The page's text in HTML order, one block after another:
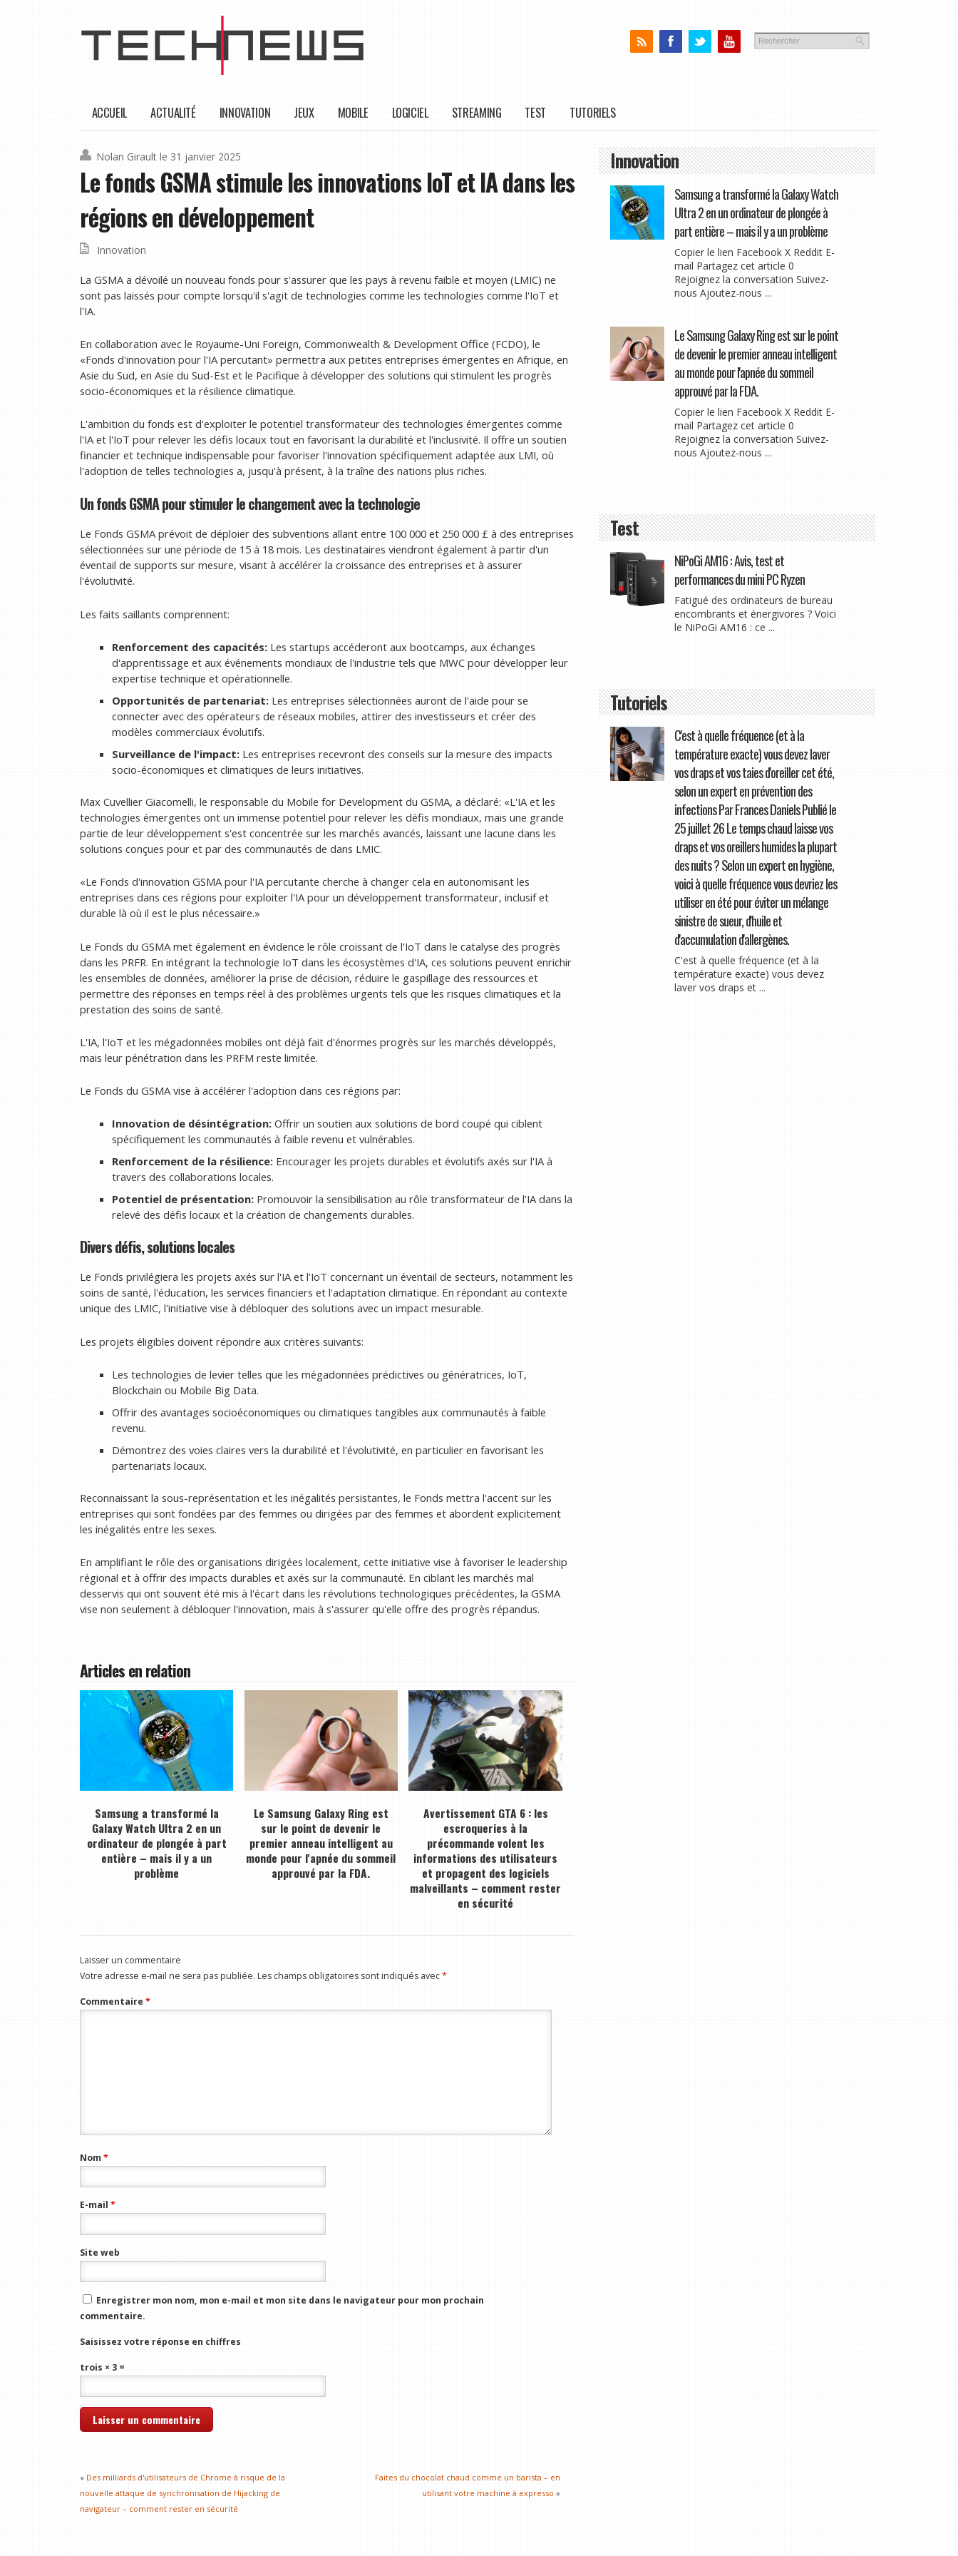
ACCUEIL ACTUALITÉ INNOVATION JEUX MOBILE LOGICIEL STREAMING TEST TUTORIELS
Nolan Girault le 31 janvier 2025
Le fonds GSMA stimule les innovations IoT et IA dans les
régions en développement
Innovation
La GSMA a dévoilé un nouveau fonds pour s'assurer que les pays à revenu faible et moyen (LMIC) ne
sont pas laissés pour compte lorsqu'il s'agit de technologies comme les technologies comme l'IoT et
l'IA.
En collaboration avec le Royaume-Uni Foreign, Commonwealth & Development Office (FCDO), le
«Fonds d'innovation pour l'IA percutant» permettra aux petites entreprises émergentes en Afrique, en
Asie du Sud, en Asie du Sud-Est et le Pacifique à développer des solutions qui stimulent les progrès
socio-économiques et la résilience climatique.
L'ambition du fonds est d'exploiter le potentiel transformateur des technologies émergentes comme
l'IA et l'IoT pour relever les défis locaux tout en favorisant la durabilité et l'inclusivité. Il offre un soutien
financier et technique indispensable pour favoriser l'innovation spécifiquement adaptée aux LMI, où
l'adoption de telles technologies a, jusqu'à présent, à la traîne des nations plus riches.
Un fonds GSMA pour stimuler le changement avec la technologie
Le Fonds GSMA prévoit de déploier des subventions allant entre 100 000 et 250 000 £ à des entreprises
sélectionnées sur une période de 15 à 18 mois. Les destinataires viendront également à partir d'un
éventail de supports sur mesure, visant à accélérer la croissance des entreprises et à assurer
l'évolutivité.
Les faits saillants comprennent:
Renforcement des capacités:Les startups accéderont aux bootcamps, aux échanges
d'apprentissage et aux événements mondiaux de l'industrie tels que MWC pour développer leur
expertise technique et opérationnelle.
Opportunités de partenariat:Les entreprises sélectionnées auront de l'aide pour se
connecter avec des opérateurs de réseaux mobiles, attirer des investisseurs et créer des
modèles commerciaux évolutifs.
Surveillance de l'impact:Les entreprises recevront des conseils sur la mesure des impacts
socio-économiques et climatiques de leurs initiatives.
Max Cuvellier Giacomelli, le responsable du Mobile for Development du GSMA, a déclaré: «L'IA et les
technologies émergentes ont un immense potentiel pour relever les défis mondiaux, mais une grande
partie de leur développement s'est concentrée sur les marchés avancés, laissant une lacune dans les
solutions conçues pour et par des communautés de dans LMIC.
«Le Fonds d'innovation GSMA pour l'IA percutante cherche à changer cela en autonomisant les
entreprises dans ces régions pour exploiter l'IA pour un développement transformateur, inclusif et
durable là où il est le plus nécessaire.»
Le Fonds du GSMA met également en évidence le rôle croissant de l'IoT dans le catalyse des progrès
dans les PRFR. En intégrant la technologie IoT dans les écosystèmes d'IA, ces solutions peuvent enrichir
les ensembles de données, améliorer la prise de décision, réduire le gaspillage des ressources et
permettre des réponses en temps réel à des problèmes urgents tels que les risques climatiques et la
prestation des soins de santé.
L'IA, l'IoT et les mégadonnées mobiles ont déjà fait d'énormes progrès sur les marchés développés,
mais leur pénétration dans les PRFM reste limitée.
Le Fonds du GSMA vise à accélérer l'adoption dans ces régions par:
Innovation de désintégration:Offrir un soutien aux solutions de bord coupé qui ciblent
spécifiquement les communautés à faible revenu et vulnérables.
Renforcement de la résilience:Encourager les projets durables et évolutifs axés sur l'IA à
travers des collaborations locales.
Potentiel de présentation:Promouvoir la sensibilisation au rôle transformateur de l'IA dans la
relevé des défis locaux et la création de changements durables.
Divers défis, solutions locales
Le Fonds privilégiera les projets axés sur l'IA et l'IoT concernant un éventail de secteurs, notamment les
soins de santé, l'éducation, les services financiers et l'adaptation climatique. En répondant au contexte
unique des LMIC, l'initiative vise à débloquer des solutions avec un impact mesurable.
Les projets éligibles doivent répondre aux critères suivants:
Les technologies de levier telles que les mégadonnées prédictives ou génératrices, IoT,
Blockchain ou Mobile Big Data.
Offrir des avantages socioéconomiques ou climatiques tangibles aux communautés à faible
revenu.
Démontrez des voies claires vers la durabilité et l'évolutivité, en particulier en favorisant les
partenariats locaux.
Reconnaissant la sous-représentation et les inégalités persistantes, le Fonds mettra l'accent sur les
entreprises qui sont fondées par des femmes ou dirigées par des femmes et abordent explicitement
les inégalités entre les sexes.
En amplifiant le rôle des organisations dirigées localement, cette initiative vise à favoriser le leadership
régional et à offrir des impacts durables et axés sur la communauté. En ciblant les marchés mal
desservis qui ont souvent été mis à l'écart dans les révolutions technologiques précédentes, la GSMA
vise non seulement à débloquer l'innovation, mais à s'assurer qu'elle offre des progrès répandus.
Articles en relation
Samsung a transformé la
Galaxy Watch Ultra 2 en un
ordinateur de plongée à part
entière – mais il y a un
problème
Le Samsung Galaxy Ring est
sur le point de devenir le
premier anneau intelligent au
monde pour l'apnée du sommeil
approuvé par la FDA.
Avertissement GTA 6 : les
escroqueries à la
précommande volent les
informations des utilisateurs
et propagent des logiciels
malveillants – comment rester
en sécurité
Laisser un commentaire
Votre adresse e-mail ne sera pas publiée. Les champs obligatoires sont indiqués avec*
Commentaire *
Nom*
E-mail *
Site web
Enregistrer mon nom, mon e-mail et mon site dans le navigateur pour mon prochain
commentaire.
Saisissez votre réponse en chiffres
trois × 3 =
« Des milliards d'utilisateurs de Chrome à risque de la
nouvelle attaque de synchronisation de Hijacking de
navigateur – comment rester en sécurité
Faites du chocolat chaud comme un barista – en
utilisant votre machine à expresso »
Innovation
Samsung a transformé la Galaxy Watch
Ultra 2 en un ordinateur de plongée à
part entière – mais il y a un problème
Copier le lien Facebook X Reddit E-
mail Partagez cet article 0
Rejoignez la conversation Suivez-
nous Ajoutez-nous ...
Le Samsung Galaxy Ring est sur le point
de devenir le premier anneau intelligent
au monde pour l'apnée du sommeil
approuvé par la FDA.
Copier le lien Facebook X Reddit E-
mail Partagez cet article 0
Rejoignez la conversation Suivez-
nous Ajoutez-nous ...
Test
NiPoGi AM16 : Avis, test et
performances du mini PC Ryzen
Fatigué des ordinateurs de bureau
encombrants et énergivores ? Voici
le NiPoGi AM16 : ce ...
Tutoriels
C'est à quelle fréquence (et à la
température exacte) vous devez laver
vos draps et vos taies d'oreiller cet été,
selon un expert en prévention des
infections Par Frances Daniels Publié le
25 juillet 26 Le temps chaud laisse vos
draps et vos oreillers humides la plupart
des nuits ? Selon un expert en hygiène,
voici à quelle fréquence vous devriez les
utiliser en été pour éviter un mélange
sinistre de sueur, d'huile et
d'accumulation d'allergènes.
C'est à quelle fréquence (et à la
température exacte) vous devez
laver vos draps et ...